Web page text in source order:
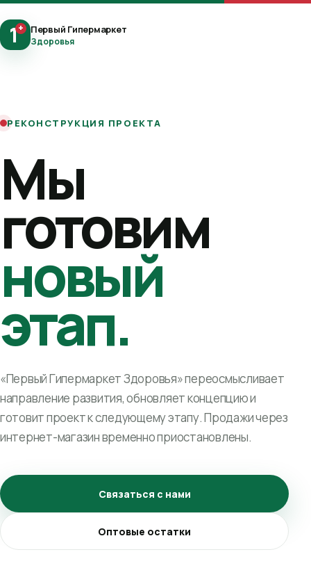
1+ Первый Гипермаркет
Здоровья
РЕКОНСТРУКЦИЯ ПРОЕКТА
Мы
готовим
новый
этап.
«Первый Гипермаркет Здоровья» переосмысливает
направление развития, обновляет концепцию и
готовит проект к следующему этапу. Продажи через
интернет-магазин временно приостановлены.
Связаться с нами
Оптовые остатки